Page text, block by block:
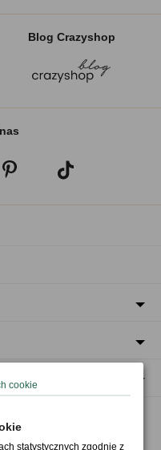
Blog Crazyshop
cookie
statystycznych zgodnie z